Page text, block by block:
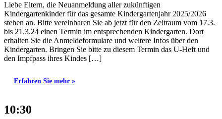
Liebe Eltern, die Neuanmeldung aller zukünftigen
Kindergartenkinder für das gesamte Kindergartenjahr 2025/2026
stehen an. Bitte vereinbaren Sie ab jetzt für den Zeitraum vom 17.3.
bis 21.3.24 einen Termin im entsprechenden Kindergarten. Dort
erhalten Sie die Anmeldeformulare und weitere Infos über den
Kindergarten. Bringen Sie bitte zu diesem Termin das U-Heft und
den Impfpass ihres Kindes […]
Erfahren Sie mehr »
10:30